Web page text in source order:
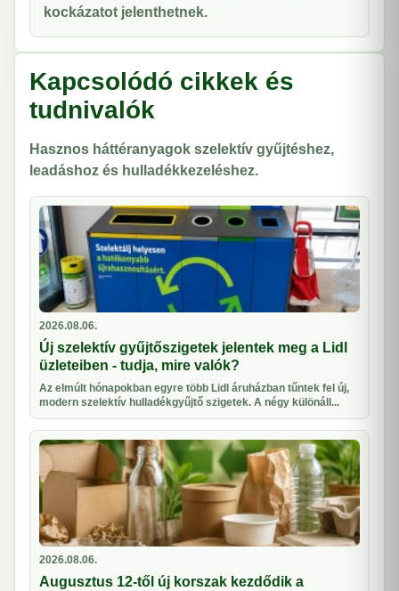
kockázatot jelenthetnek.
Kapcsolódó cikkek és
tudnivalók
Hasznos háttéranyagok szelektív gyűjtéshez,
leadáshoz és hulladékkezeléshez.
2026.08.06.
Új szelektív gyűjtőszigetek jelentek meg a Lidl
üzleteiben - tudja, mire valók?
Az elmúlt hónapokban egyre több Lidl áruházban tűntek fel új,
modern szelektív hulladékgyűjtő szigetek. A négy különáll...
2026.08.06.
Augusztus 12-től új korszak kezdődik a